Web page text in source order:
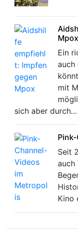
Mpox
Ein
auch
mit
sich aber durch…
Seit
auch
Kino